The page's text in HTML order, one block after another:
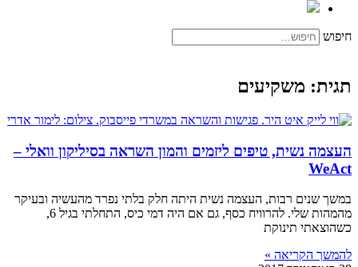
חיפוש
תגית: משקיעים
העצמה נשית, טיפים ליזמים והמון השראה בסיליקון וואלי –
WeAct
במשך שנים רבות, העצמה נשית היתה חלק בלתי נפרד מהעשיה ובעיקר
מהמהות שלי. להרוויח כסף, גם אם היה דמי כיס, התחלתי בגיל 6,
כשהוצאתי תינוקת
להמשך הקריאה »